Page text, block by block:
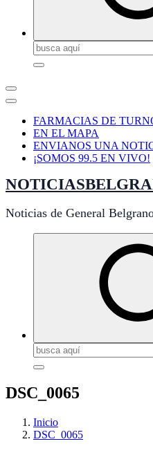
Buscar:
FARMACIAS DE
EN EL MAPA
ENVIANOS UNA
¡SOMOS 99.5 EN VIVO!
Noticias de General
Buscar:
DSC_0065
Inicio
DSC_0065